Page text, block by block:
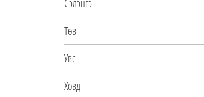
Сэлэнгэ
Төв
Увс
Ховд